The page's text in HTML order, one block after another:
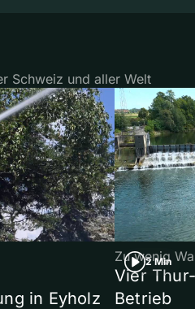
Schweiz und aller Welt
in Eyholz
2 Min
Zu wenig
Vier
Betrieb